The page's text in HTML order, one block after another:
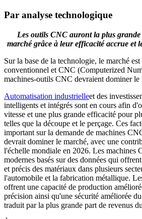
Par analyse technologique
Les outils CNC auront la plus
marché grâce à leur efficacité accrue et
Sur la base de la technologie, le marché est
conventionnel et CNC (Computerized
machines-outils CNC devraient dominer le
Automatisation industrielleet des
intelligents et intégrés sont en cours afin
vitesse et une plus grande efficacité pour
telles que la découpe et le perçage. Ces
important sur la demande de machines
devrait dominer le marché, avec une
l'échelle mondiale en 2026. Les machines
modernes basés sur des données qui
et précis des matériaux dans plusieurs
l'automobile et la fabrication métallique.
offrent une capacité de production
précision ainsi qu'une sécurité améliorée
traduit par la plus grande part de revenus